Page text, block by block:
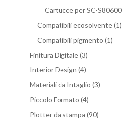
Cartucce per SC-S80600
Compatibili ecosolvente(1)
Compatibili pigmento (1)
Finitura Digitale(3)
Interior Design (4)
Materiali da Intaglio (3)
Piccolo Formato (4)
Plotter da stampa (90)